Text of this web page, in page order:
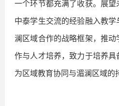
一个环节都充满了收获。展
中泰学生交流的经验融入教
澜区域合作的战略框架，推
作与人才培养，致力于培养具
为区域教育协同与湄澜区域的